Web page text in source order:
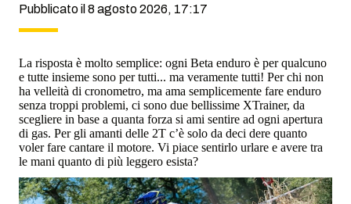
Pubblicato il 8 agosto 2026, 17:17
La risposta è molto semplice: ogni Beta enduro è per qualcuno
e tutte insieme sono per tutti... ma veramente tutti! Per chi non
ha velleità di cronometro, ma ama semplicemente fare enduro
senza troppi problemi, ci sono due bellissime XTrainer, da
scegliere in base a quanta forza si ami sentire ad ogni apertura
di gas. Per gli amanti delle 2T c’è solo da deci dere quanto
voler fare cantare il motore. Vi piace sentirlo urlare e avere tra
le mani quanto di più leggero esista?